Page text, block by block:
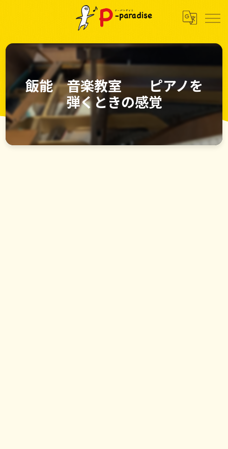
飯能 音楽教室 ピアノを
弾くときの感覚